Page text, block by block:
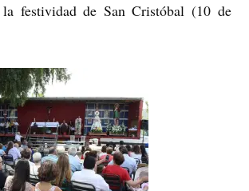
festividad de San Cristóbal (10 de